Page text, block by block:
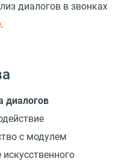
диалогов в звонках
.
диалогов
с модулем
искусственного